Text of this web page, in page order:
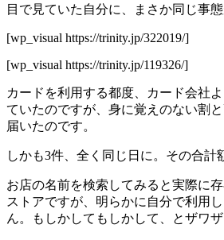
目で見ていた自分に、まさか同じ事
[wp_visual https://trinity.jp/322019/]
[wp_visual https://trinity.jp/119326/]
カードを利用する都度、カード会社
ていたのですが、身に覚えのない割
届いたのです。
しかも3件、全く同じ日に。その合計
お店の名前を検索してみると実際に
ストアですが、明らかに自分で利用
ん。もしかしてもしかして、とザワ